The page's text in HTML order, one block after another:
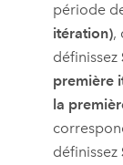
période
itération),
définissez
première
la
définissez